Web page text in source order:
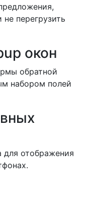
перегрузить
окон
обратной
набором полей
для отображения